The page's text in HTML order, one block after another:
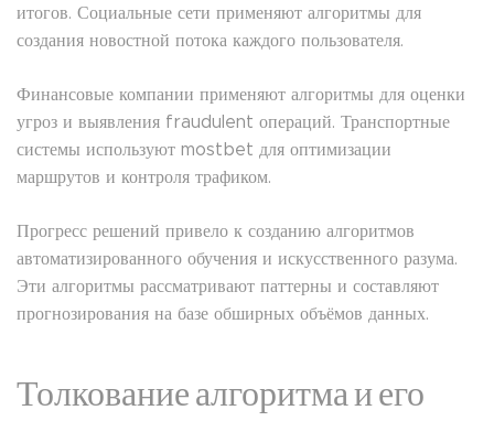
итогов. Социальные сети применяют алгоритмы для
создания новостной потока каждого пользователя.
Финансовые компании применяют алгоритмы для оценки
угроз и выявления fraudulent операций. Транспортные
системы используют mostbet для оптимизации
маршрутов и контроля трафиком.
Прогресс решений привело к созданию алгоритмов
автоматизированного обучения и искусственного разума.
Эти алгоритмы рассматривают паттерны и составляют
прогнозирования на базе обширных объёмов данных.
Толкование алгоритма и его